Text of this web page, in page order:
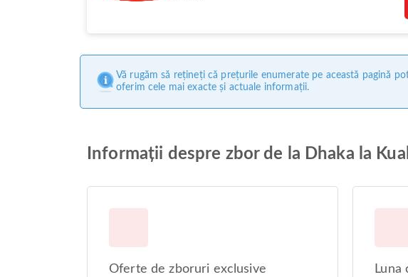
Vă rugăm să rețineți că prețurile enumerate pe această pagină
oferim cele mai exacte și actuale informații.
Informații despre zbor de la Dhaka la
Oferte de zboruri exclusive Luna